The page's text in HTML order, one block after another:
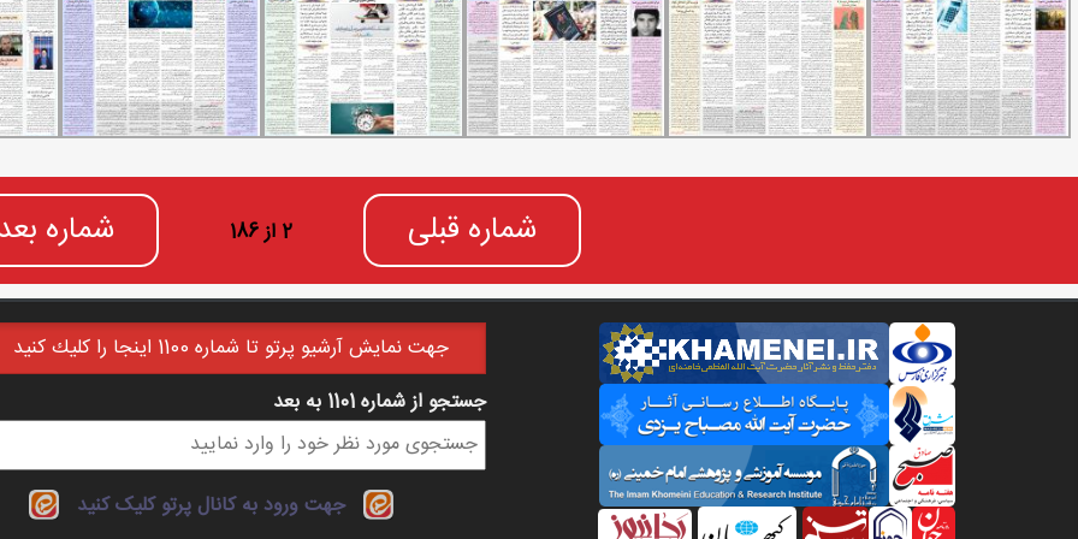
شماره قبلی 2 از 186 شماره
جهت نمايش آرشيو پرتو تا شماره 1100 اينجا را كليك كنيد
فرم جستجو
جستجو از شماره 1101 به بعد
جهت ورود به کانال پرتو کلیک کنید